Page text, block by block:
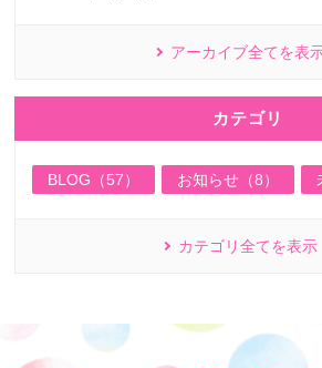
アーカイブ全てを表
カテゴリ
BLOG（57） お知らせ（8）
カテゴリ全てを表示